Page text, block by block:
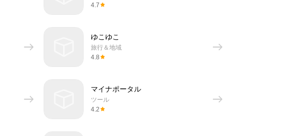
4.7
ゆこゆこ
旅行＆地域
4.8
マイナポータル
ツール
4.2